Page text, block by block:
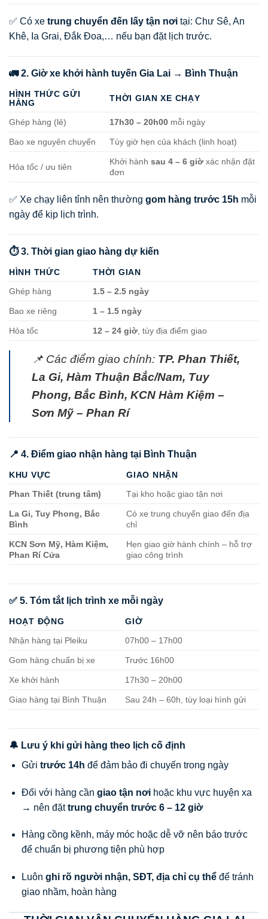
✅ Có xe trung chuyển đến lấy tận nơi tại: Chư Sê, An
Khê, Ia Grai, Đắk Đoa,… nếu bạn đặt lịch trước.
🚛 2. Giờ xe khởi hành tuyến Gia Lai → Bình Thuận
HÌNH THỨC GỬI
HÀNG
THỜI GIAN XE CHẠY
Ghép hàng (lẻ) 17h30 – 20h00 mỗi ngày
Bao xe nguyên chuyến Tùy giờ hẹn của khách (linh hoạt)
Hỏa tốc / ưu tiên
Khởi hànhsau 4 – 6 giờ xác nhận đặt
đơn
✅ Xe chạy liên tỉnh nên thường gom hàng trước 15h mỗi
ngày để kịp lịch trình.
⏱️ 3. Thời gian giao hàng dự kiến
HÌNH THỨC
THỜI GIAN
Ghép hàng
1.5 – 2.5 ngày
Bao xe riêng 1 – 1.5 ngày
Hỏa tốc 12 – 24 giờ , tùy địa điểm giao
📌 Các điểm giao chính: TP. Phan Thiết,
La Gi, Hàm Thuận Bắc/Nam, Tuy
Phong, Bắc Bình, KCN Hàm Kiệm –
Sơn Mỹ – Phan Rí
📍 4. Điểm giao nhận hàng tại Bình Thuận
KHU VỰC
GIAO NHẬN
Phan Thiết (trung tâm)
Tại kho hoặc giao tận nơi
La Gi, Tuy Phong, Bắc
Bình
Có xe trung chuyển giao đến địa
chỉ
KCN Sơn Mỹ, Hàm Kiệm,
Phan Rí Cửa
Hẹn giao giờ hành chính – hỗ trợ
giao công trình
✅ 5. Tóm tắt lịch trình xe mỗi ngày
HOẠT ĐỘNG
GIỜ
Nhận hàng tại Pleiku
07h00 – 17h00
Gom hàng chuẩn bị xe Trước 16h00
Xe khởi hành 17h30 – 20h00
Giao hàng tại Bình Thuận Sau 24h – 60h, tùy loại hình gửi
🔔 Lưu ý khi gửi hàng theo lịch cố định
Gửi trước 14h để đảm bảo đi chuyến trong ngày
Đối với hàng cần giao tận nơihoặc khu vực huyện xa
→ nên đặttrung chuyển trước 6 – 12 giờ
Hàng cồng kềnh, máy móc hoặc dễ vỡ nên báo trước
để chuẩn bị phương tiện phù hợp
Luôn ghi rõ người nhận, SĐT, địa chỉ cụ thểđể tránh
giao nhầm, hoàn hàng